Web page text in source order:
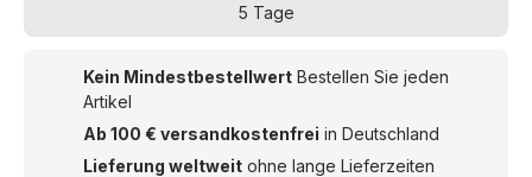
5 Tage
Kein Mindestbestellwert Bestellen Sie jeden
Artikel
Ab 100 € versandkostenfrei in Deutschland
Lieferung weltweit ohne lange Lieferzeiten